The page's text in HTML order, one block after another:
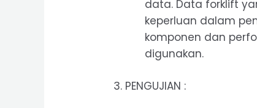
data. Data forklift
keperluan dalam
komponen dan
digunakan.
3. PENGUJIAN :